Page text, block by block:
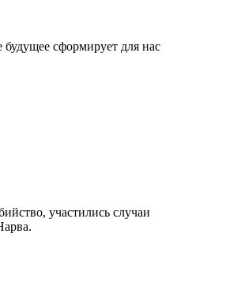
будущее сформирует для нас
участились случаи